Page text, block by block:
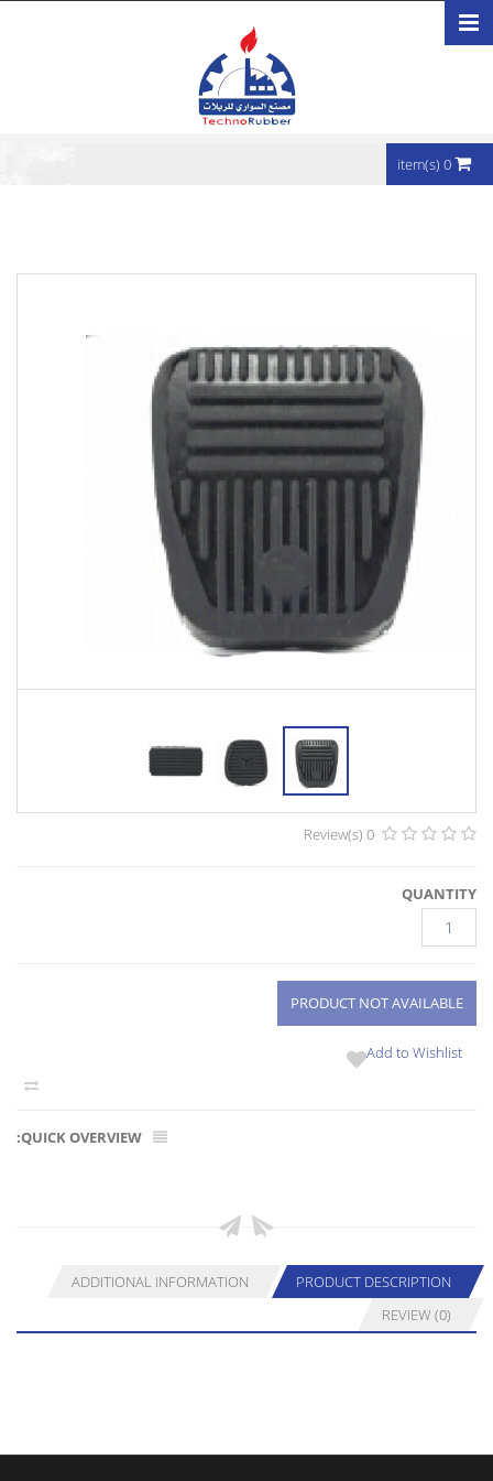
تجاوز إلى المحتوى الرئيسي
0 item(s)
0 Review(s)
Add to Wishlist
PRODUCT DESCRIPTION
ADDITIONAL INFORMATION
REVIEW (0)